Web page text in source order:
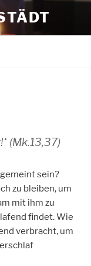
(Mk.13,37)
sein?
zu bleiben, um
mit ihm zu
findet. Wie
verbracht, um